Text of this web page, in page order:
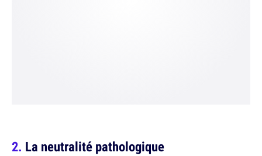
La neutralité pathologique